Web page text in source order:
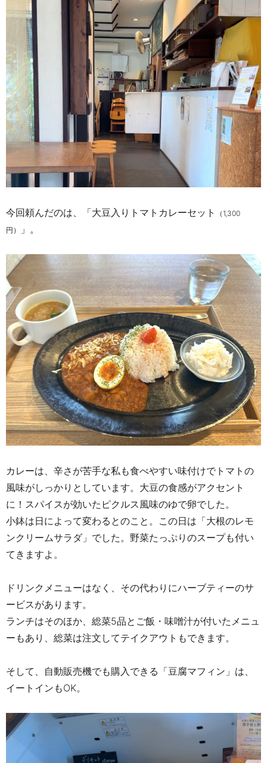
今回頼んだのは、「大豆入りトマトカレーセット
（1,300
円）
」。
カレーは、辛さが苦手な私も食べやすい味付けでトマトの
風味がしっかりとしています。 大豆の食感がアクセント
に！スパイスが効いたピクルス風味のゆで卵でした。
小鉢は日によって変わるとのこと。この日は「大根のレモ
ンクリームサラダ」でした。野菜たっぷりのスープも付い
てきますよ。
ドリンクメニューはなく、その代わりにハーブティーのサ
ービスがあります。
ランチはそのほか、総菜5品とご飯・味噌汁が付いたメニュ
ーもあり、 総菜は注文してテイクアウトもできます。
そして、自動販売機でも購入できる「豆腐マフィン」は、
イートインもOK。